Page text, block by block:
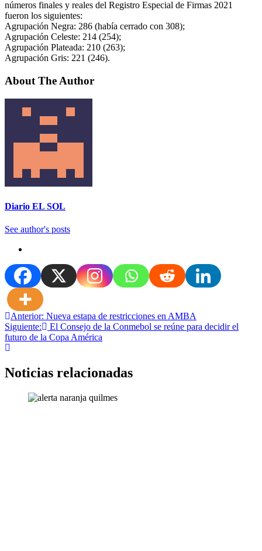
números finales y reales del Registro Especial de Firmas 2021
fueron los siguientes:
Agrupación Negra: 286 (había cerrado con 308);
Agrupación Celeste: 214 (254);
Agrupación Plateada: 210 (263);
Agrupación Gris: 221 (246).
About The Author
Diario EL SOL
See author's posts
Navegación
de
entradas
Anterior: Nueva estapa de restricciones en AMBA
Siguiente:
El Consejo de la Conmebol se reúne para decidir el
futuro de la Copa América
Noticias relacionadas